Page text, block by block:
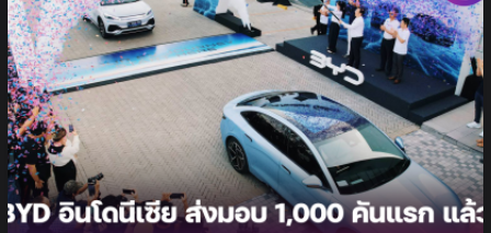
BYD อินโดนีเซีย ส่งมอบรถยนต์ไฟฟ้า 1,000
คันแรก เรียบร้อยแล้ว รวมถึง BYD ATTO 3,